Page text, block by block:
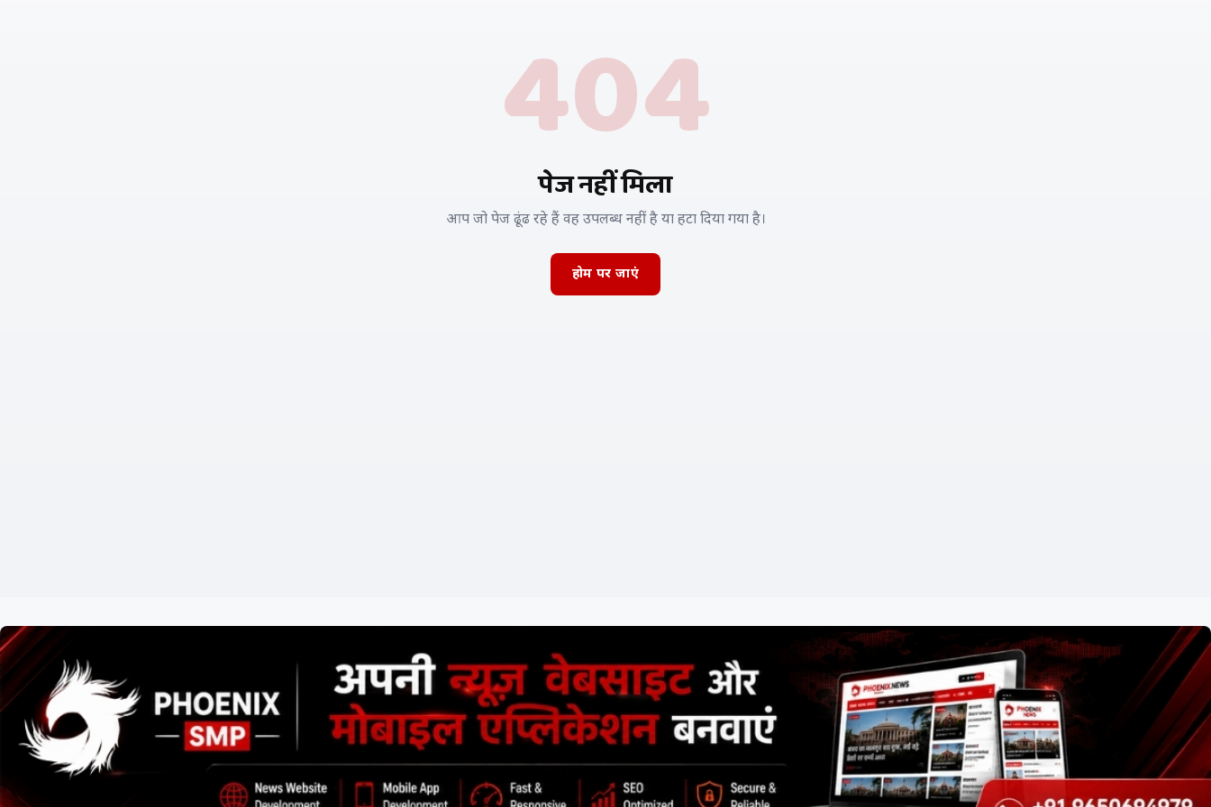
404
पेज नहीं मिला
आप जो पेज ढूंढ रहे हैं वह उपलब्ध नहीं है या हटा दिया गया है।
होम पर जाएं